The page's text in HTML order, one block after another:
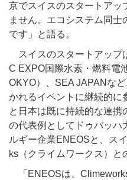
京でスイスのスタートアッ
ません。エコシステム同士
です」と語る。
スイスのスタートアップ
C EXPO国際水素・燃料電
OKYO）、SEA JAPANな
かれるイベントに継続的に
と日本は既に持続的な連携
の代表例としてドゥバッハ
ルギー企業ENEOSと、ス
ks（クライムワークス）と
「ENEOSは、